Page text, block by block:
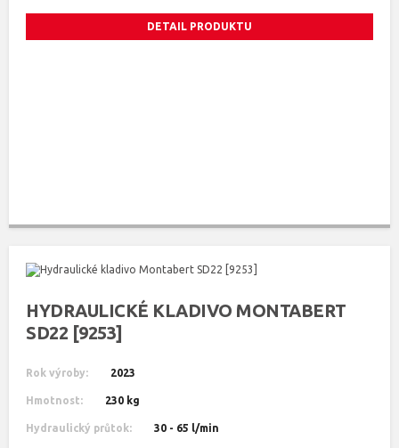
DETAIL PRODUKTU
HYDRAULICKÉ KLADIVO MONTABERT
SD22 [9253]
Rok výroby: 2023
Hmotnost: 230 kg
Hydraulický průtok: 30 - 65 l/min